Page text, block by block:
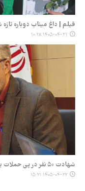
فیلم | داغ میناب دوباره
۱۴۰۵-۰۴-۳۱ ۱۰:۲۸
شهادت ۵۰ نفر در پی حملات به کشور/ ۲۸ عمل جراحی برای مصدومان
۱۴۰۵-۰۴-۲۷ ۱۵:۲۱